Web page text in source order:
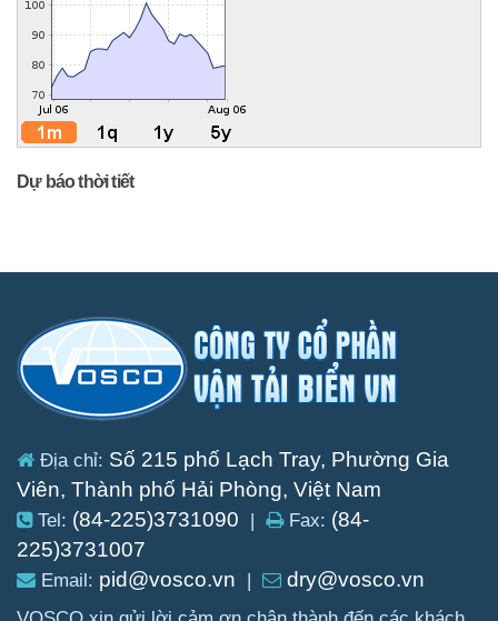
Dự báo thời tiết
Địa chỉ: Số 215 phố Lạch Tray, Phường Gia
Viên, Thành phố Hải Phòng, Việt Nam
Tel: (84-225)3731090 | Fax: (84-
225)3731007
Email: pid@vosco.vn | dry@vosco.vn